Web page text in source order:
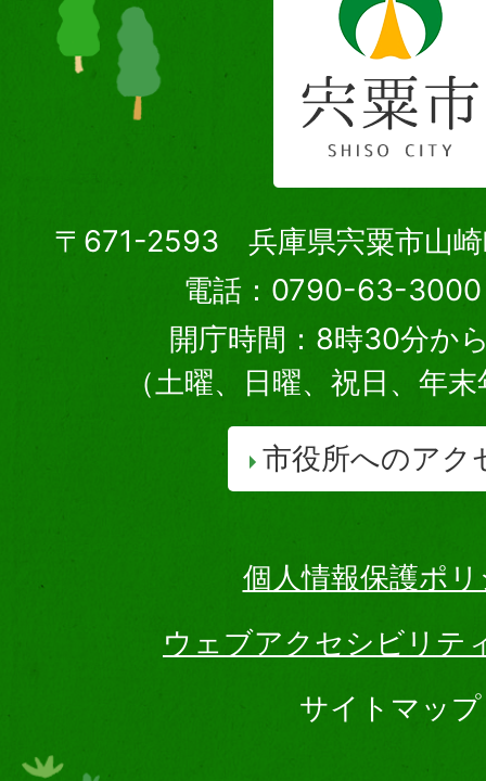
〒671-2593 兵庫県宍粟市山崎
電話：0790-63-3000
開庁時間：8時30分か
（土曜、日曜、祝日、年
市役所へのアク
個人情報保護ポ
ウェブアクセシビリテ
サイトマップ